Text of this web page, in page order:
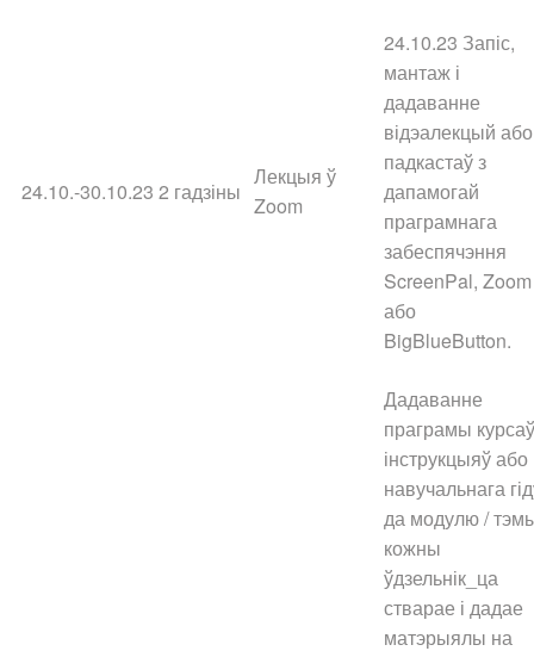
24.10.-30.10.23 2 гадзіны
Лекцыя ў
Zoom
24.10.23 Запіс,
мантаж і
дадаванне
відэалекцый або
падкастаў з
дапамогай
праграмнага
забеспячэння
ScreenPal, Zoom
або
BigBlueButton.
Дадаванне
праграмы
інструкцыяў або
навучальнага
да модулю /
кожны
ўдзельнік_ца
стварае і дадае
матэрыялы на